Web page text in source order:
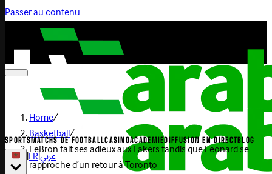
Passer au contenu
SPORTSMATCHS DE FOOTBALLCASINOACADEMIEDIFFUSION EN DIRECTBLOG
|FR|عربي
Home/
Basketball/
LeBron fait ses adieux aux Lakers tandis que Leonard se
rapproche d’un retour à Toronto